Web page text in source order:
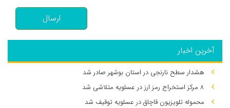
ارسال
آخرین اخبار
هشدار سطح نارنجی در استان بوشهر صادر شد
۸ مرکز استخراج رمز ارز در عسلویه متلاشی شد
محموله تلویزیون قاچاق در عسلویه توقیف شد